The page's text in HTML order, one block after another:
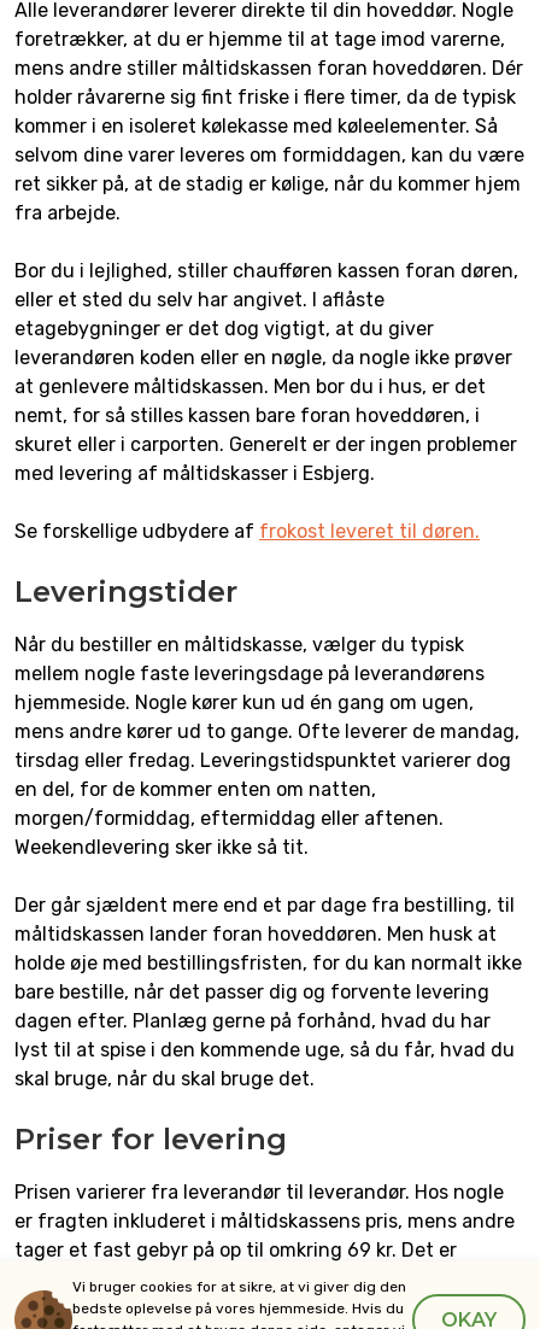
Alle leverandører leverer direkte til din hoveddør. Nogle
foretrækker, at du er hjemme til at tage imod varerne,
mens andre stiller måltidskassen foran hoveddøren. Dér
holder råvarerne sig fint friske i flere timer, da de typisk
kommer i en isoleret kølekasse med køleelementer. Så
selvom dine varer leveres om formiddagen, kan du være
ret sikker på, at de stadig er kølige, når du kommer hjem
fra arbejde.
Bor du i lejlighed, stiller chaufføren kassen foran døren,
eller et sted du selv har angivet. I aflåste
etagebygninger er det dog vigtigt, at du giver
leverandøren koden eller en nøgle, da nogle ikke prøver
at genlevere måltidskassen. Men bor du i hus, er det
nemt, for så stilles kassen bare foran hoveddøren, i
skuret eller i carporten. Generelt er der ingen problemer
med levering af måltidskasser i Esbjerg.
Se forskellige udbydere af frokost leveret til døren.
Leveringstider
Når du bestiller en måltidskasse, vælger du typisk
mellem nogle faste leveringsdage på leverandørens
hjemmeside. Nogle kører kun ud én gang om ugen,
mens andre kører ud to gange. Ofte leverer de mandag,
tirsdag eller fredag. Leveringstidspunktet varierer dog
en del, for de kommer enten om natten,
morgen/formiddag, eftermiddag eller aftenen.
Weekendlevering sker ikke så tit.
Der går sjældent mere end et par dage fra bestilling, til
måltidskassen lander foran hoveddøren. Men husk at
holde øje med bestillingsfristen, for du kan normalt ikke
bare bestille, når det passer dig og forvente levering
dagen efter. Planlæg gerne på forhånd, hvad du har
lyst til at spise i den kommende uge, så du får, hvad du
skal bruge, når du skal bruge det.
Priser for levering
Prisen varierer fra leverandør til leverandør. Hos nogle
er fragten inkluderet i måltidskassens pris, mens andre
tager et fast gebyr på op til omkring 69 kr. Det er
heldigvis ikke helt unormalt, at du kan få gratis
levering, hvis du bestiller over et vist beløb. F.eks.
Vi bruger cookies for at sikre, at vi giver dig den
bedste oplevelse på vores hjemmeside. Hvis du
OKAY